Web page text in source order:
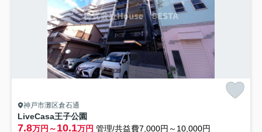
神戸市灘区倉石通
LiveCasa王子公園
7.8万円～10.1万円 管理/共益費7,000円～10,000円